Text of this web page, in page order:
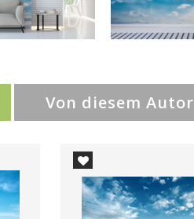
Von diesem Autor